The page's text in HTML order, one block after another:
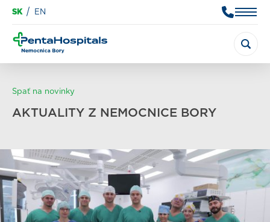
SK EN
Spať na novinky
AKTUALITY Z NEMOCNICE BORY